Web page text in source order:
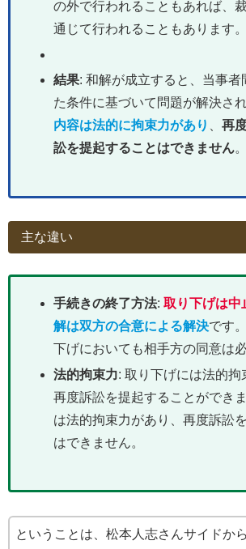
の外で行われることもあれば、
通じて行われることもあります。
結果: 和解が成立すると、当事者
た条件に基づいて問題が解決さ
内容は法的に拘束力があり
、再
訟を提起することはできません。
主な違い
手続きの終了方法:取り下げは中
解は双方の合意による解決です
下げにおいても相手方の同意は必
法的拘束力: 取り下げには法的拘
再度訴訟を提起することができ
は法的拘束力があり、再度訴訟
はできません。
ということは、松本人志さんサイドか